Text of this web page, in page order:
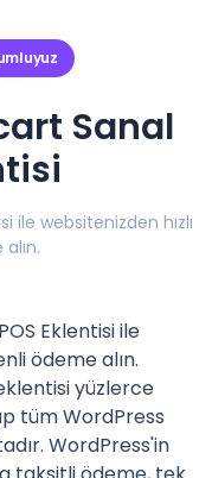
Sanal
ile websitenizden hızlı
Eklentisi ile
ödeme alın.
yüzlerce
tüm WordPress
WordPress'in